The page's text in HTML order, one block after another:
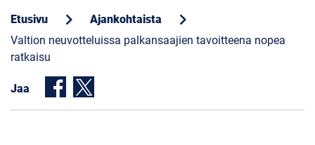
Etusivu chevron_right Ajankohtaista chevron_right
Valtion neuvotteluissa palkansaajien tavoitteena nopea
ratkaisu
Jaa